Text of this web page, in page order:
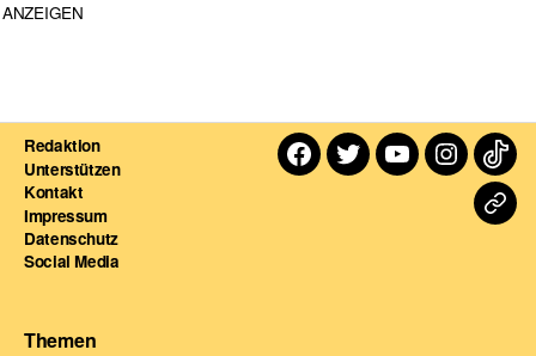
ANZEIGEN
Redaktion
Unterstützen
Kontakt
Impressum
Datenschutz
Social Media
Facebook
TwitterYoutube
Themen